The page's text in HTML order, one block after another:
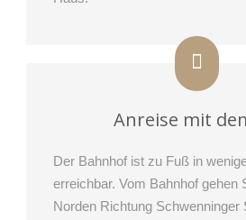
Anreise mit
Der Bahnhof ist zu Fuß in
erreichbar. Vom Bahnhof gehen
Norden Richtung Schwenninger